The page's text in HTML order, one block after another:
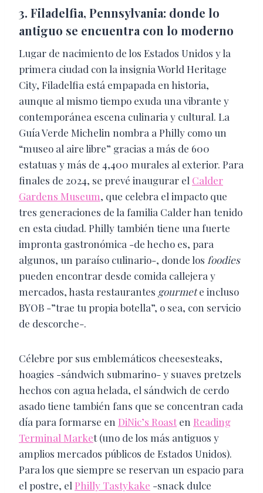
3. Filadelfia, Pennsylvania: donde lo
antiguo se encuentra con lo moderno
​Lugar de nacimiento de los Estados Unidos y la
primera ciudad con la insignia World Heritage
City, Filadelfia está empapada en historia,
aunque al mismo tiempo exuda una vibrante y
contemporánea escena culinaria y cultural. La
Guía Verde Michelin nombra a Philly como un
“museo al aire libre” gracias a más de 600
estatuas y más de 4,400 murales al exterior. Para
finales de 2024, se prevé inaugurar el Calder
Gardens Museum, que celebra el impacto que
tres generaciones de la familia Calder han tenido
en esta ciudad. Philly también tiene una fuerte
impronta gastronómica -de hecho es, para
algunos, un paraíso culinario-, donde los foodies
pueden encontrar desde comida callejera y
mercados, hasta restaurantes gourmete incluso
BYOB -”trae tu propia botella”, o sea, con servicio
de descorche-.
Célebre por sus emblemáticos cheesesteaks,
hoagies -sándwich submarino- y suaves pretzels
hechos con agua helada, el sándwich de cerdo
asado tiene también fans que se concentran cada
día para formarse en DiNic’s Roasten Reading
Terminal Market (uno de los más antiguos y
amplios mercados públicos de Estados Unidos).
Para los que siempre se reservan un espacio para
el postre, el Philly Tastykake -snack dulce